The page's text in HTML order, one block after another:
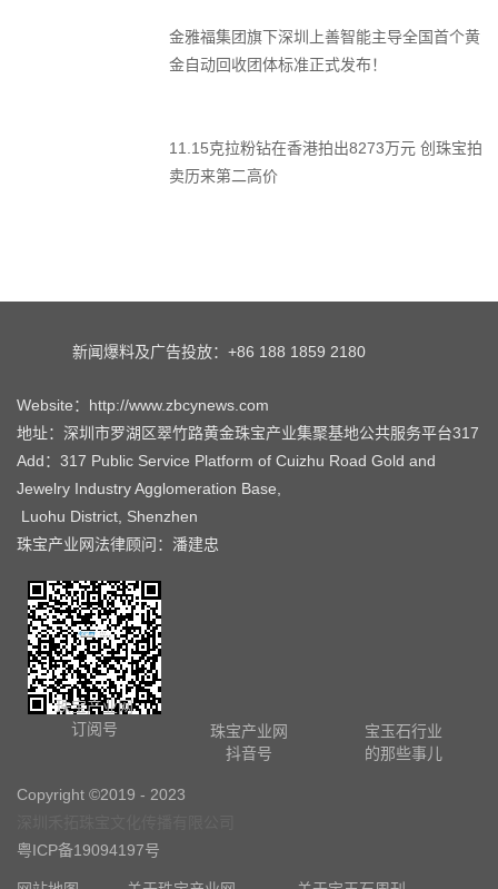
金雅福集团旗下深圳上善智能主导全国首个黄
金自动回收团体标准正式发布！
11.15克拉粉钻在香港拍出8273万元 创珠宝拍
卖历来第二高价
新闻爆料及广告投放：+86 188 1859 2180
Website：http://www.zbcynews.com
地址：深圳市罗湖区翠竹路黄金珠宝产业集聚基地公共服务平台317
Add：317 Public Service Platform of Cuizhu Road Gold and
Jewelry Industry Agglomeration Base,
Luohu District, Shenzhen
珠宝产业网法律顾问：潘建忠
珠宝产业网
订阅号
珠宝产业网
抖音号
宝玉石行业
的那些事儿
Copyright ©2019 - 2023
粤ICP备19094197号